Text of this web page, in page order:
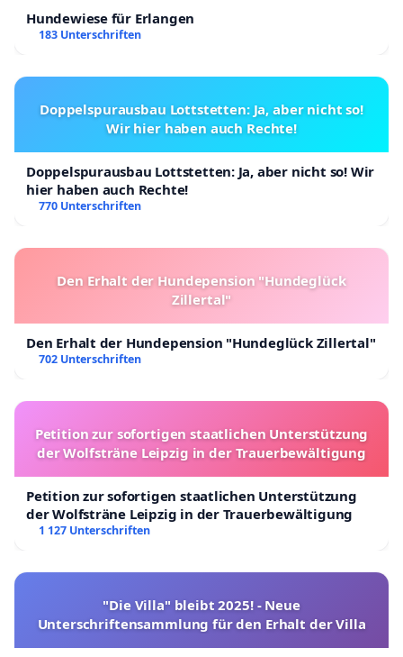
Hundewiese für Erlangen
183 Unterschriften
Doppelspurausbau Lottstetten: Ja, aber nicht so!
Wir hier haben auch Rechte!
Doppelspurausbau Lottstetten: Ja, aber nicht so! Wir
hier haben auch Rechte!
770 Unterschriften
Den Erhalt der Hundepension "Hundeglück
Zillertal"
Den Erhalt der Hundepension "Hundeglück Zillertal"
702 Unterschriften
Petition zur sofortigen staatlichen Unterstützung
der Wolfsträne Leipzig in der Trauerbewältigung
Petition zur sofortigen staatlichen Unterstützung
der Wolfsträne Leipzig in der Trauerbewältigung
1 127 Unterschriften
"Die Villa" bleibt 2025! - Neue
Unterschriftensammlung für den Erhalt der Villa